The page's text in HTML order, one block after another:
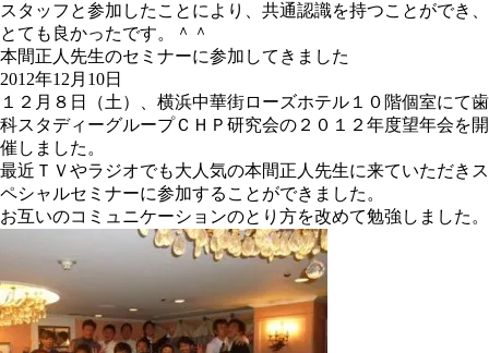
スタッフと参加したことにより、共通認識を持つことができ、
とても良かったです。＾＾
本間正人先生のセミナーに参加してきました
2012年12月10日
１２月８日（土）、横浜中華街ローズホテル１０階個室にて歯
科スタディーグループＣＨＰ研究会の２０１２年度望年会を開
催しました。
最近ＴＶやラジオでも大人気の本間正人先生に来ていただきス
ペシャルセミナーに参加することができました。
お互いのコミュニケーションのとり方を改めて勉強しました。